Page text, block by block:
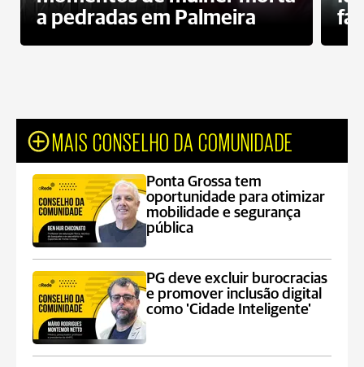
a pedradas em Palmeira
MAIS CONSELHO DA COMUNIDADE
Ponta Grossa tem
oportunidade para otimizar
mobilidade e segurança
pública
PG deve excluir burocracias
e promover inclusão digital
como 'Cidade Inteligente'